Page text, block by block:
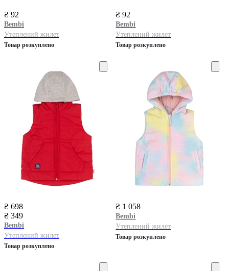
₴ 92
Bembi
Утеплений жилет
Товар розкуплено
₴ 92
Bembi
Утеплений жилет
Товар розкуплено
₴ 698
₴ 349
Bembi
Утеплений жилет
Товар розкуплено
₴ 1 058
Bembi
Утеплений жилет
Товар розкуплено